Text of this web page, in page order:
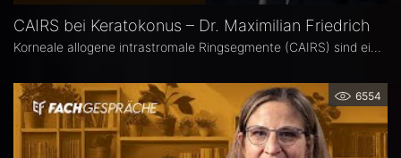
CAIRS bei Keratokonus – Dr. Maximilian Friedrich
6554